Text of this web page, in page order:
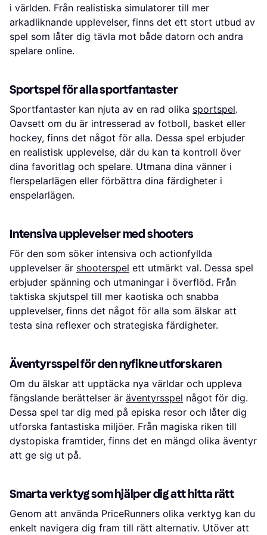
i världen. Från realistiska simulatorer till mer
arkadliknande upplevelser, finns det ett stort utbud av
spel som låter dig tävla mot både datorn och andra
spelare online.
Sportspel för alla sportfantaster
Sportfantaster kan njuta av en rad olika sportspel.
Oavsett om du är intresserad av fotboll, basket eller
hockey, finns det något för alla. Dessa spel erbjuder
en realistisk upplevelse, där du kan ta kontroll över
dina favoritlag och spelare. Utmana dina vänner i
flerspelarlägen eller förbättra dina färdigheter i
enspelarlägen.
Intensiva upplevelser med shooters
För den som söker intensiva och actionfyllda
upplevelser är shooterspel ett utmärkt val. Dessa spel
erbjuder spänning och utmaningar i överflöd. Från
taktiska skjutspel till mer kaotiska och snabba
upplevelser, finns det något för alla som älskar att
testa sina reflexer och strategiska färdigheter.
Äventyrsspel för den nyfikne utforskaren
Om du älskar att upptäcka nya världar och uppleva
fängslande berättelser är äventyrsspel något för dig.
Dessa spel tar dig med på episka resor och låter dig
utforska fantastiska miljöer. Från magiska riken till
dystopiska framtider, finns det en mängd olika äventyr
att ge sig ut på.
Smarta verktyg som hjälper dig att hitta rätt
Genom att använda PriceRunners olika verktyg kan du
enkelt navigera dig fram till rätt alternativ. Utöver att